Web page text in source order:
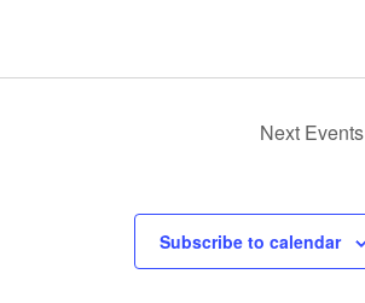
Next Events
Subscribe to calendar